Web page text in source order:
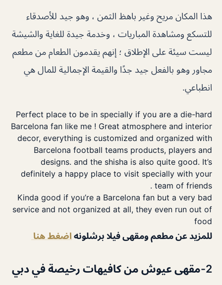
هذا المكان مريح وغير باهظ الثمن ، وهو جيد للأصدقاء
للتسكع ومشاهدة المباريات ، وخدمة جيدة للغاية والشيشة
ليست سيئة على الإطلاق ؛ إنهم يقدمون الطعام من مطعم
مجاور وهو بالفعل جيد جدًا والقيمة الإجمالية للمال هي
انطباعي.
Perfect place to be in specially if you are a die-hard
Barcelona fan like me ! Great atmosphere and interior
decor, everything is customized and organized with
Barcelona football teams products, players and
designs. and the shisha is also quite good. It’s
definitely a happy place to visit specially with your
team of friends .
Kinda good if you’re a Barcelona fan but a very bad
service and not organized at all, they even run out of
food
للمزيد عن مطعم ومقهى فيلا برشلونه اضغط هنا
2-مقهى عيوش من كافيهات رخيصة في دبي